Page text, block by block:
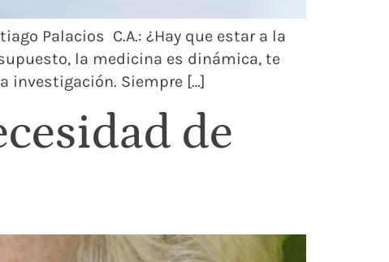
Palacios C.A.: ¿Hay que estar a la
la medicina es dinámica, te
investigación. Siempre […]
de